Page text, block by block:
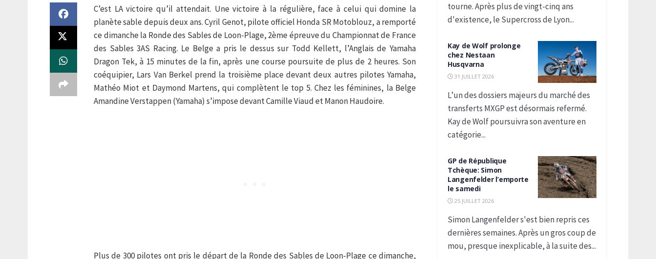
C’est LA victoire qu’il attendait. Une victoire à la régulière, face à celui qui domine la
planète sable depuis deux ans. Cyril Genot, pilote officiel Honda SR Motoblouz, a remporté
ce dimanche la Ronde des Sables de Loon-Plage, 2ème épreuve du Championnat de France
des Sables 3AS Racing. Le Belge a pris le dessus sur Todd Kellett, l’Anglais de Yamaha
Dragon Tek, à 15 minutes de la fin, après une course poursuite de plus de 2 heures. Son
coéquipier, Lars Van Berkel prend la troisième place devant deux autres pilotes Yamaha,
Mathéo Miot et Daymond Martens, qui complètent le top 5. Chez les féminines, la Belge
Amandine Verstappen (Yamaha) s’impose devant Camille Viaud et Manon Haudoire.
Plus de 300 pilotes ont pris le départ de la Ronde des Sables de Loon-Plage ce dimanche,
tourne. Après plus de vingt-cinq ans
d'existence, le Supercross de Lyon...
Kay de Wolf prolonge
chez Nestaan
Husqvarna
31 JUILLET 2026
L’un des dossiers majeurs du marché des
transferts MXGP est désormais refermé.
Kay de Wolf poursuivra son aventure en
catégorie...
GP de République
Tchèque: Simon
Langenfelder l’emporte
le samedi
25 JUILLET 2026
Simon Langenfelder s'est bien repris ces
dernières semaines. Après un gros coup de
mou, presque inexplicable, à la suite des...